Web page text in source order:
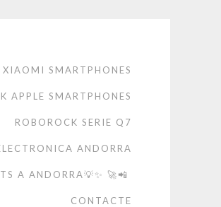
XIAOMI SMARTPHONES
APPLE SMARTPHONES
ROBOROCK SERIE Q7
ANDORRA
A ANDORRA💡✨ 🚀📲
CONTACTE